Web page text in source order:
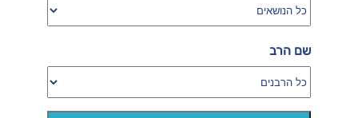
שם הרב